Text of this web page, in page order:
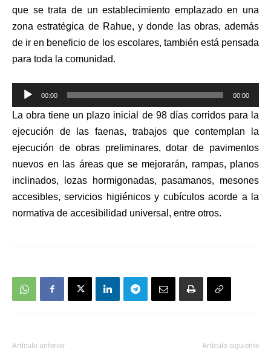
que se trata de un establecimiento emplazado en una
zona estratégica de Rahue, y donde las obras, además
de ir en beneficio de los escolares, también está pensada
para toda la comunidad.
Reproductor
de
audio
00:00 00:00
La obra tiene un plazo inicial de 98 días corridos para la
ejecución de las faenas, trabajos que contemplan la
ejecución de obras preliminares, dotar de pavimentos
nuevos en las áreas que se mejorarán, rampas, planos
inclinados, lozas hormigonadas, pasamanos, mesones
accesibles, servicios higiénicos y cubículos acorde a la
normativa de accesibilidad universal, entre otros.
Artículo anterior Artículo siguiente